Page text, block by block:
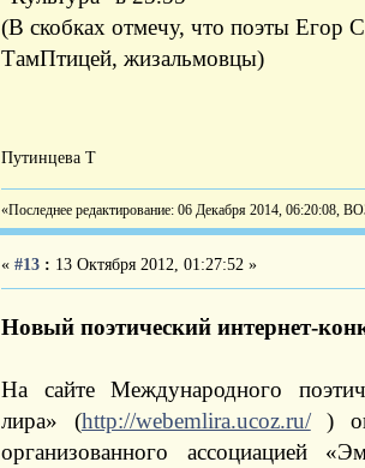
(В скобках отмечу, что поэты Егор
ТамПтицей, жизальмовцы)
Путинцева Т
«Последнее редактирование: 06 Декабря 2014, 06:20:08,
« #13 : 13 Октября 2012, 01:27:52 »
Новый поэтический интернет-
На сайте Международного
лира» (http://webemlira.ucoz.ru/)
организованного ассоциацией